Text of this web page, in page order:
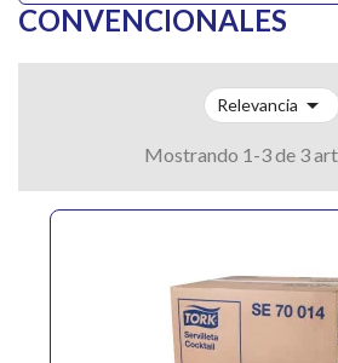
CONVENCIONALES
Relevancia 
Mostrando 1-3 de 3